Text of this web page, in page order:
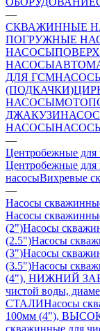
—
СКВАЖИННЫЕ
ПОГРУЖНЫЕ
НАСОСЫ
НАСОСЫ
ДЛЯ ГСМ
(ПОДКАЧКИ)
НАСОСЫ
ДЖАКУЗИ
НАСОСЫ
—
Центробежные для
Центробежные для
насосыВихревые
—
Насосы
Насосы
(2")Насосы
(2.5")Насосы
(3")Насосы
(3.5")Насосы
(4"), НИЖНИЙ
чистой воды,
СТАЛИНасосы
100мм (4"),
скважинные для